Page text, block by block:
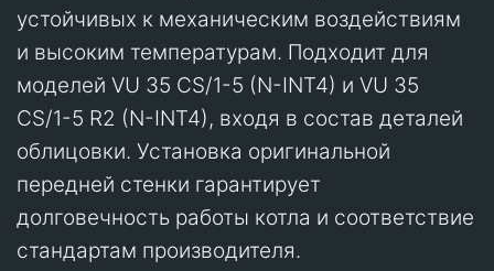
устойчивых к механическим воздействиям
и высоким температурам. Подходит для
моделей VU 35 CS/1-5 (N-INT4) и VU 35
CS/1-5 R2 (N-INT4), входя в состав деталей
облицовки. Установка оригинальной
передней стенки гарантирует
долговечность работы котла и соответствие
стандартам производителя.